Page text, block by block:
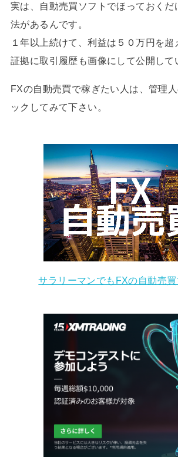
実は、自動売買ソフトでほっておくだ
法があるんです。
１年以上続けて、利益は５０万円を超
証拠に取引履歴も画像にして公開して
FXの自動売買で稼ぎたい人は、管理
ックしてみて下さい。
サラリーマンでもFXの自動売